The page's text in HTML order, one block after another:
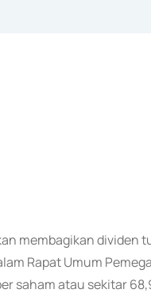
membagikan dividen
Rapat Umum
saham atau sekitar